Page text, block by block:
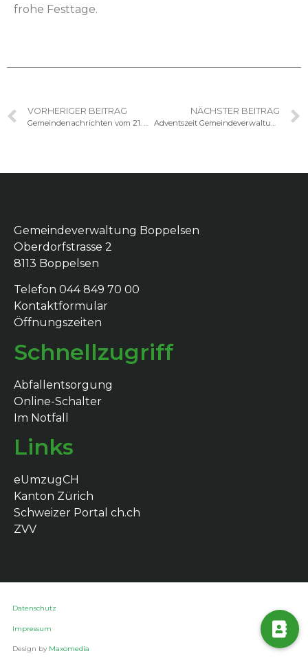
fro­he Festtage.
VORHERIGER BEITRAG
Gemeindenachrichten vom 21. November 2023
NÄCHSTER BEITRAG
Adventszeit Gemeindeverwaltung
Gemeindeverwaltung Boppelsen
Oberdorfstrasse 2
8113 Boppelsen
Telefon 044 849 70 00
Kontaktformular
Öffnungszeiten
Schnellzugriff
Abfallentsorgung
Online-Schalter
Im Notfall
Links
eUmzugCH
Kanton Zürich
Schweizer Portal ch.ch
ZVV
Datenschutz
Impressum
Design by Maxomedia